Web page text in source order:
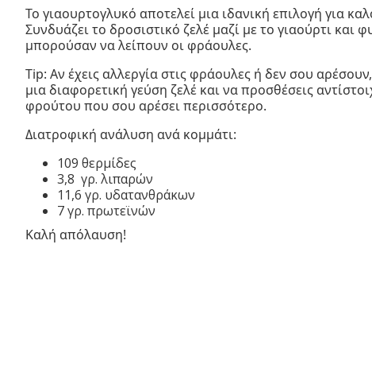
Το γιαουρτογλυκό αποτελεί μια ιδανική επιλογή για
Συνδυάζει το δροσιστικό ζελέ μαζί με το γιαούρτι και
μπορούσαν να λείπουν οι φράουλες.
Tip: Αν έχεις αλλεργία στις φράουλες ή δεν σου
μια διαφορετική γεύση ζελέ και να προσθέσεις
φρούτου που σου αρέσει περισσότερο.
Διατροφική ανάλυση ανά κομμάτι:
109 θερμίδες
3,8 γρ. λιπαρών
11,6 γρ. υδατανθράκων
7 γρ. πρωτεϊνών
Καλή απόλαυση!